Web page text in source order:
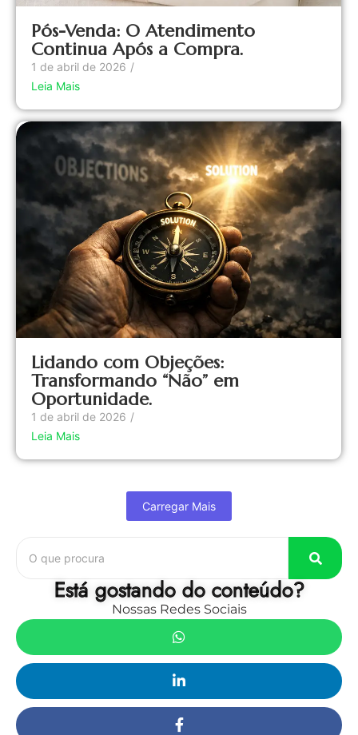
Pós-Venda: O Atendimento
Continua Após a Compra.
1 de abril de 2026 /
Leia Mais
Lidando com Objeções:
Transformando “Não” em
Oportunidade.
1 de abril de 2026 /
Leia Mais
Carregar Mais
Está gostando do conteúdo?
Nossas Redes Sociais